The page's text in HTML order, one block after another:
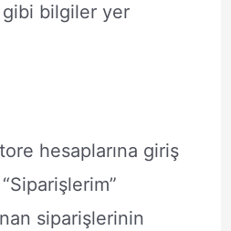
gibi bilgiler yer
hesaplarına giriş
siparişlerinin